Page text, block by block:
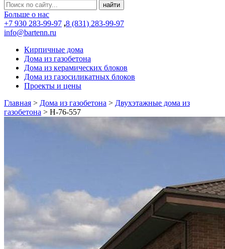
Больше о нас
+7 930 283-99-97 ,8 (831) 283-99-97
info@bartenn.ru
Кирпичные дома
Дома из газобетона
Дома из керамических блоков
Дома из газосиликатных блоков
Проекты и цены
Главная > Дома из газобетона > Двухэтажные дома из
газобетона > Н-76-557